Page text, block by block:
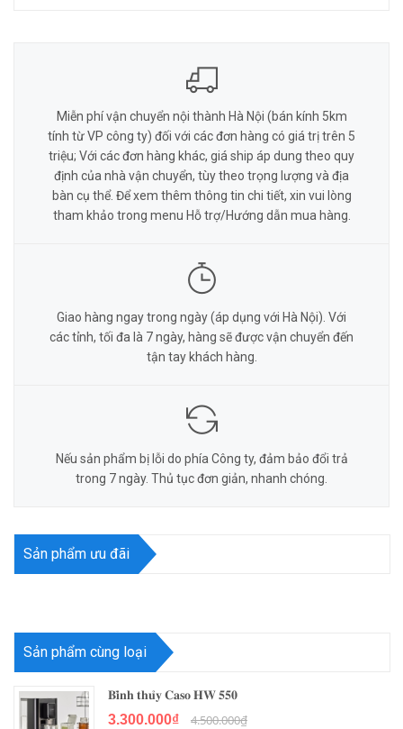
Miễn phí vận chuyển nội thành Hà Nội (bán kính 5km
tính từ VP công ty) đối với các đơn hàng có giá trị trên 5
triệu; Với các đơn hàng khác, giá ship áp dung theo quy
định của nhà vận chuyển, tùy theo trọng lượng và địa
bàn cụ thể. Để xem thêm thông tin chi tiết, xin vui lòng
tham khảo trong menu Hỗ trợ/Hướng dẫn mua hàng.
Giao hàng ngay trong ngày (áp dụng với Hà Nội). Với
các tỉnh, tối đa là 7 ngày, hàng sẽ được vận chuyển đến
tận tay khách hàng.
Nếu sản phẩm bị lỗi do phía Công ty, đảm bảo đổi trả
trong 7 ngày. Thủ tục đơn giản, nhanh chóng.
Sản phẩm ưu đãi
Sản phẩm cùng loại
𝐁𝐢̀𝐧𝐡 𝐭𝐡𝐮̉𝐲 𝐂𝐚𝐬𝐨 𝐇𝐖 𝟓𝟓𝟎
3.300.000₫ 4.500.000₫